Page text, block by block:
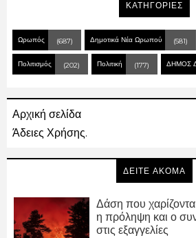
ΚΑΤΗΓΟΡΙΕΣ
Ωρωπός (687) Δημοτικά Νέα Ωρωπού (581)
Πολιτισμός (202) Πολιτική (177) ΔΗΜΟΣ
Αρχική σελίδα
Άδειες Χρήσης.
ΔΕΙΤΕ ΑΚΟΜΑ
Δάση που
η πρόληψη και ο
στις εξαγγελίες